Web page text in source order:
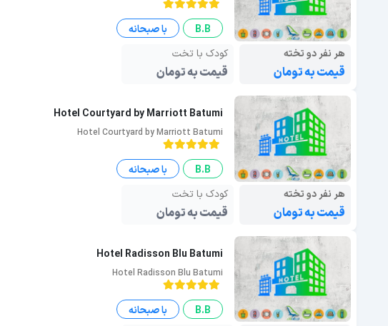
B.B
با صبحانه
هر نفر دو تخته
قیمت به تومان
کودک با تخت
قیمت به تومان
Hotel Courtyard by Marriott Batumi
Hotel Courtyard by Marriott Batumi
B.B
با صبحانه
هر نفر دو تخته
قیمت به تومان
کودک با تخت
قیمت به تومان
Hotel Radisson Blu Batumi
Hotel Radisson Blu Batumi
B.B با صبحانه